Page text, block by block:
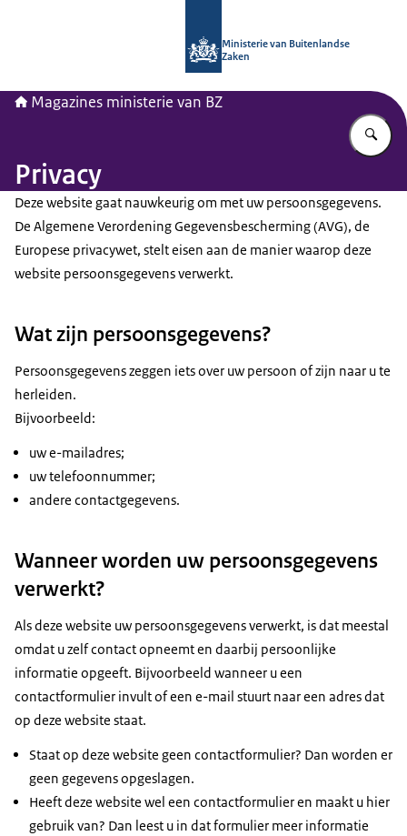
Ministerie van Buitenlandse
Zaken
Magazines ministerie van BZ
Privacy
Deze website gaat nauwkeurig om met uw persoonsgegevens.
De Algemene Verordening Gegevensbescherming (AVG), de
Europese privacywet, stelt eisen aan de manier waarop deze
website persoonsgegevens verwerkt.
Wat zijn persoonsgegevens?
Persoonsgegevens zeggen iets over uw persoon of zijn naar u te
herleiden.
Bijvoorbeeld:
uw e-mailadres;
uw telefoonnummer;
andere contactgegevens.
Wanneer worden uw persoonsgegevens
verwerkt?
Als deze website uw persoonsgegevens verwerkt, is dat meestal
omdat u zelf contact opneemt en daarbij persoonlijke
informatie opgeeft. Bijvoorbeeld wanneer u een
contactformulier invult of een e-mail stuurt naar een adres dat
op deze website staat.
Staat op deze website geen contactformulier? Dan worden er
geen gegevens opgeslagen.
Heeft deze website wel een contactformulier en maakt u hier
gebruik van? Dan leest u in dat formulier meer informatie